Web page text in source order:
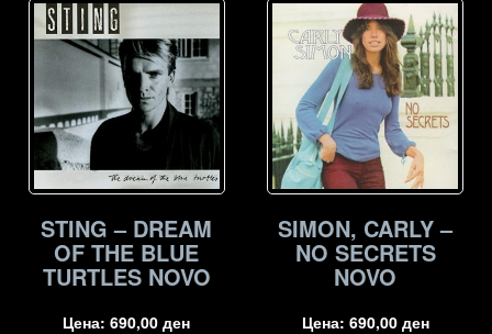
STING – DREAM
OF THE BLUE
TURTLES NOVO
Цена:690,00ден
SIMON, CARLY –
NO SECRETS
NOVO
Цена: 690,00 ден